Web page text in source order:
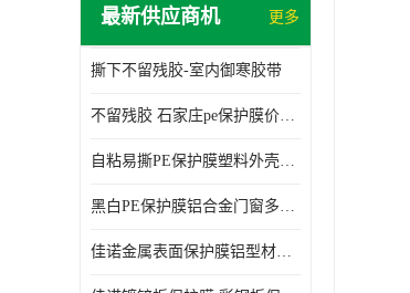
最新供应商机 更多
撕下不留残胶-室内御寒胶带
不留残胶 石家庄pe保护膜价格 塑料薄膜
自粘易撕PE保护膜塑料外壳导光板亚克力板膜操作方便
黑白PE保护膜铝合金门窗多种颜色支持定制生产
佳诺金属表面保护膜铝型材保护膜不留残胶铝合金窗框保护胶带